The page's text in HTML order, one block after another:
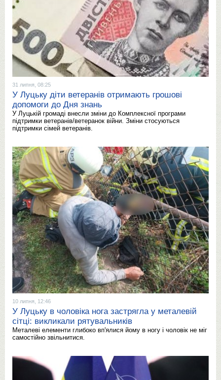
31 липня, 08:25
У Луцьку діти ветеранів отримають грошові
допомоги до Дня знань
У Луцькій громаді внесли зміни до Комплексної програми
підтримки ветеранів/ветеранок війни. Зміни стосуються
підтримки сімей ветеранів.
10 липня, 12:46
У Луцьку в чоловіка нога застрягла у металевій
сітці: викликали рятувальників
Металеві елементи глибоко вп'ялися йому в ногу і чоловік не міг
самостійно звільнитися.